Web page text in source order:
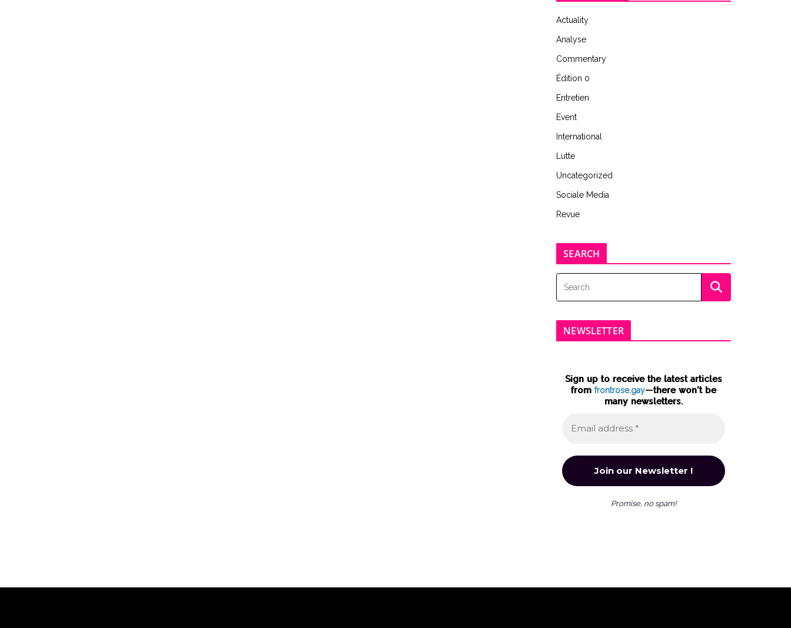
Actuality
Analyse
Commentary
Édition 0
Entretien
Event
International
Lutte
Uncategorized
Sociale Media
Revue
SEARCH
NEWSLETTER
Sign up to receive the latest articles
fromfrontrose.gay—there won't be
many newsletters.
Promise, no spam!